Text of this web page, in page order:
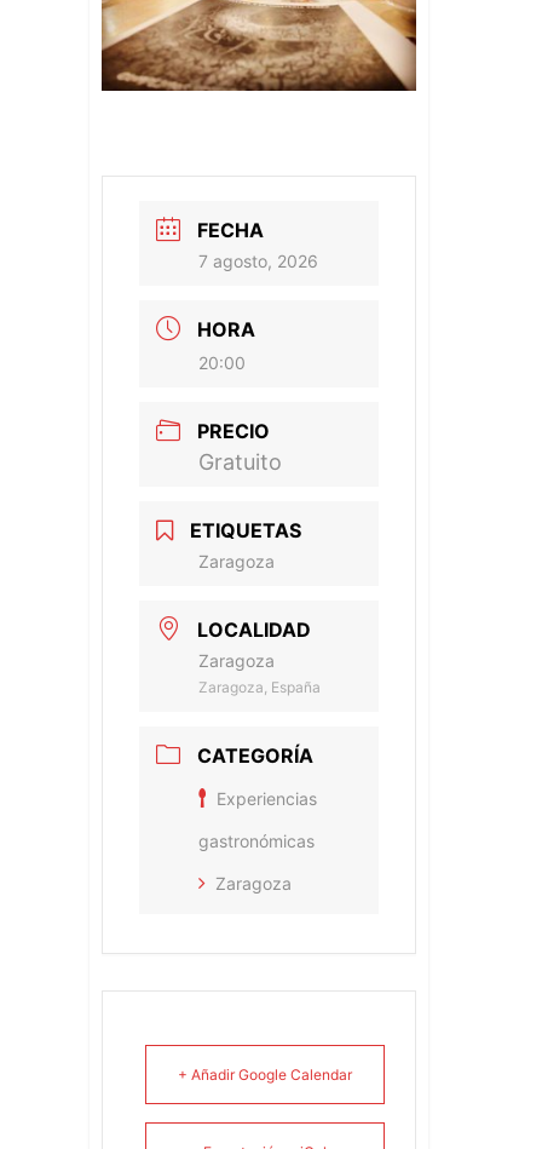
FECHA
7 agosto, 2026
HORA
20:00
PRECIO
Gratuito
ETIQUETAS
Zaragoza
LOCALIDAD
Zaragoza
Zaragoza, España
CATEGORÍA
Experiencias
gastronómicas
Zaragoza
+ Añadir Google Calendar